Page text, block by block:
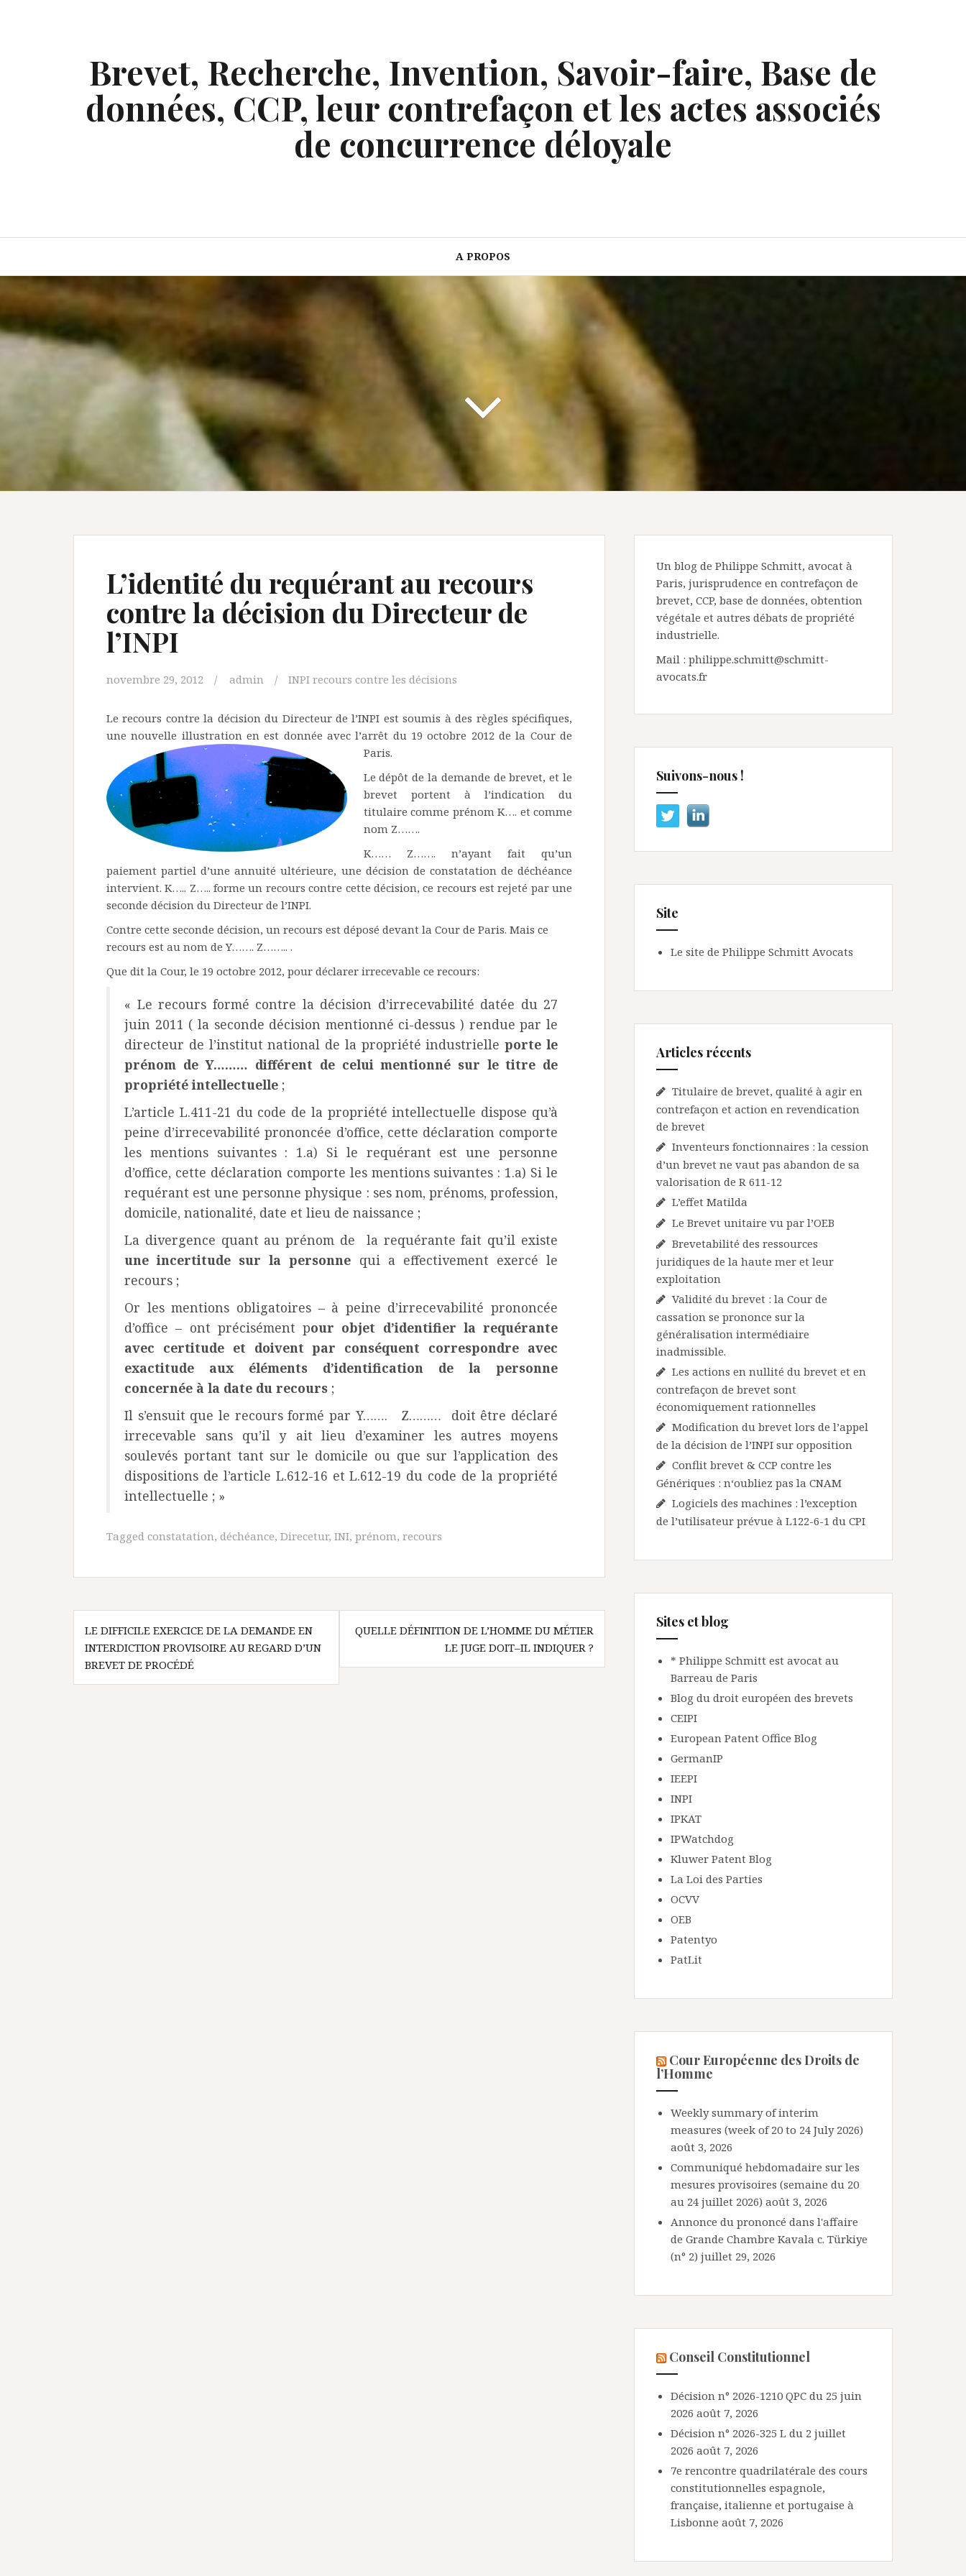
Brevet, Recherche, Invention, Savoir-faire, Base de
données, CCP, leur contrefaçon et les actes associés
de concurrence déloyale
A PROPOS
L’identité du requérant au recours
contre la décision du Directeur de
l’INPI
novembre 29, 2012 admin INPI recours contre les décisions
Le recours contre la décision du Directeur de l’INPI est soumis à des règles spécifiques,
une nouvelle illustration en est donnée avec l’arrêt du 19 octobre 2012 de la Cour de
Paris.
Le dépôt de la demande de brevet, et le
brevet portent à l’indication du
titulaire comme prénom K…. et comme
nom Z…….
K…… Z……. n’ayant fait qu’un
paiement partiel d’une annuité ultérieure, une décision de constatation de déchéance
intervient. K….. Z….. forme un recours contre cette décision, ce recours est rejeté par une
seconde décision du Directeur de l’INPI.
Contre cette seconde décision, un recours est déposé devant la Cour de Paris. Mais ce
recours est au nom de Y……. Z…….. .
Que dit la Cour, le 19 octobre 2012, pour déclarer irrecevable ce recours:
« Le recours formé contre la décision d’irrecevabilité datée du 27
juin 2011 ( la seconde décision mentionné ci-dessus ) rendue par le
directeur de l’institut national de la propriété industrielleporte le
prénom de Y……… différent de celui mentionné sur le titre de
propriété intellectuelle ;
L’article L.411-21 du code de la propriété intellectuelle dispose qu’à
peine d’irrecevabilité prononcée d’office, cette déclaration comporte
les mentions suivantes : 1.a) Si le requérant est une personne
d’office, cette déclaration comporte les mentions suivantes : 1.a) Si le
requérant est une personne physique : ses nom, prénoms, profession,
domicile, nationalité, date et lieu de naissance ;
La divergence quant au prénom de la requérante fait qu’il existe
une incertitude sur la personne qui a effectivement exercé le
recours ;
Or les mentions obligatoires – à peine d’irrecevabilité prononcée
d’office – ont précisément pour objet d’identifier la requérante
avec certitude et doivent par conséquent correspondre avec
exactitude aux éléments d’identification de la personne
concernée à la date du recours ;
Il s’ensuit que le recours formé par Y……. Z……… doit être déclaré
irrecevable sans qu’il y ait lieu d’examiner les autres moyens
soulevés portant tant sur le domicile ou que sur l’application des
dispositions de l’article L.612-16 et L.612-19 du code de la propriété
intellectuelle ; »
Tagged constatation, déchéance, Direcetur, INI, prénom, recours
Navigation
de
l’article
LE DIFFICILE EXERCICE DE LA DEMANDE EN
INTERDICTION PROVISOIRE AU REGARD D’UN
BREVET DE PROCÉDÉ
QUELLE DÉFINITION DE L’HOMME DU MÉTIER
LE JUGE DOIT–IL INDIQUER ?
Un blog de Philippe Schmitt, avocat à
Paris, jurisprudence en contrefaçon de
brevet, CCP, base de données, obtention
végétale et autres débats de propriété
industrielle.
Mail : philippe.schmitt@schmitt-
avocats.fr
Suivons-nous !
Site
Le site de Philippe Schmitt Avocats
Articles récents
Titulaire de brevet, qualité à agir en
contrefaçon et action en revendication
de brevet
Inventeurs fonctionnaires : la cession
d’un brevet ne vaut pas abandon de sa
valorisation de R 611-12
L’effet Matilda
Le Brevet unitaire vu par l’OEB
Brevetabilité des ressources
juridiques de la haute mer et leur
exploitation
Validité du brevet : la Cour de
cassation se prononce sur la
généralisation intermédiaire
inadmissible.
Les actions en nullité du brevet et en
contrefaçon de brevet sont
économiquement rationnelles
Modification du brevet lors de l’appel
de la décision de l’INPI sur opposition
Conflit brevet & CCP contre les
Génériques : n‘oubliez pas la CNAM
Logiciels des machines : l’exception
de l’utilisateur prévue à L122-6-1 du CPI
Sites et blog
* Philippe Schmitt est avocat au
Barreau de Paris
Blog du droit européen des brevets
CEIPI
European Patent Office Blog
GermanIP
IEEPI
INPI
IPKAT
IPWatchdog
Kluwer Patent Blog
La Loi des Parties
OCVV
OEB
Patentyo
PatLit
Cour Européenne des Droits de
l’Homme
Weekly summary of interim
measures (week of 20 to 24 July 2026)
août 3, 2026
Communiqué hebdomadaire sur les
mesures provisoires (semaine du 20
au 24 juillet 2026) août 3, 2026
Annonce du prononcé dans l'affaire
de Grande Chambre Kavala c. Türkiye
(n° 2) juillet 29, 2026
Conseil Constitutionnel
Décision n° 2026-1210 QPC du 25 juin
2026 août 7, 2026
Décision n° 2026-325 L du 2 juillet
2026 août 7, 2026
7e rencontre quadrilatérale des cours
constitutionnelles espagnole,
française, italienne et portugaise à
Lisbonne août 7, 2026